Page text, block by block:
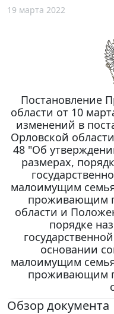
19 марта 2022
Постановление
области от 10
изменений в
Орловской
48 "Об
размерах,
малоимущим
проживающим
области и
порядке
основании
малоимущим
проживающим
Обзор документа